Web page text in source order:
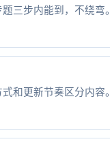
三步内能到，不绕弯。
和更新节奏区分内容。